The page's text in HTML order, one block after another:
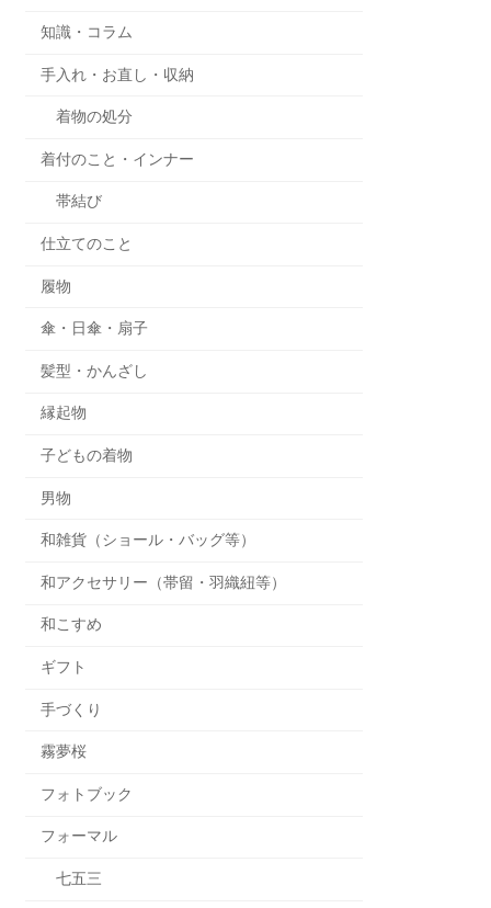
知識・コラム
手入れ・お直し・収納
着物の処分
着付のこと・インナー
帯結び
仕立てのこと
履物
傘・日傘・扇子
髪型・かんざし
縁起物
子どもの着物
男物
和雑貨（ショール・バッグ等）
和アクセサリー（帯留・羽織紐等）
和こすめ
ギフト
手づくり
霧夢桜
フォトブック
フォーマル
七五三